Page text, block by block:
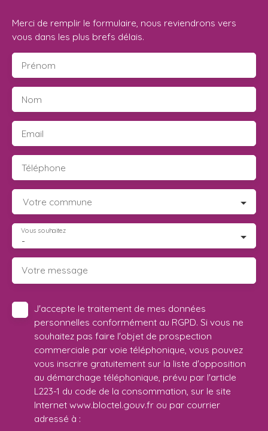
Merci de remplir le formulaire, nous reviendrons vers
vous dans les plus brefs délais.
Prénom
Nom
Email
Téléphone
Votre commune
-
Vous souhaitez
Votre message
J'accepte le traitement de mes données
personnelles conformément au RGPD. Si vous ne
souhaitez pas faire l'objet de prospection
commerciale par voie téléphonique, vous pouvez
vous inscrire gratuitement sur la liste d'opposition
au démarchage téléphonique, prévu par l'article
L223-1 du code de la consommation, sur le site
Internet www.bloctel.gouv.fr ou par courrier
adressé à :